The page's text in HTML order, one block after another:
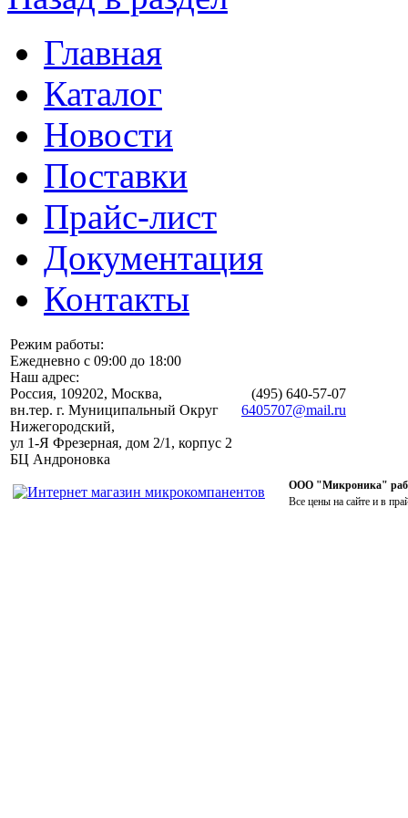
Главная
Каталог
Новости
Поставки
Прайс-лист
Документация
Контакты
Режим работы:
Ежедневно с 09:00 до 18:00
Наш адрес:
Россия, 109202, Москва,
вн.тер. г. Муниципальный Округ
Нижегородский,
ул 1-Я Фрезерная, дом 2/1, корпус 2
БЦ Андроновка
(495) 640-57-07
6405707@mail.ru
ООО "Микроника"
Все цены на сайте и в